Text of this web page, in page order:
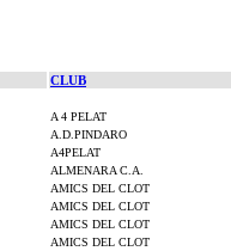
CLUB
A 4 PELAT
A.D.PINDARO
A4PELAT
ALMENARA C.A.
AMICS DEL CLOT
AMICS DEL CLOT
AMICS DEL CLOT
AMICS DEL CLOT